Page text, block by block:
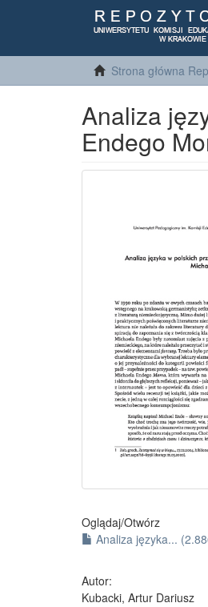
Strona główna
Analiza
Endego
Oglądaj/Otwórz
Analiza języka...
Autor:
Kubacki, Artur Dariusz